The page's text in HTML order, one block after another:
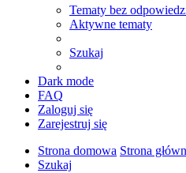
Tematy bez
Aktywne tematy
Szukaj
Dark mode
FAQ
Zaloguj się
Zarejestruj się
Strona domowa Strona
Szukaj